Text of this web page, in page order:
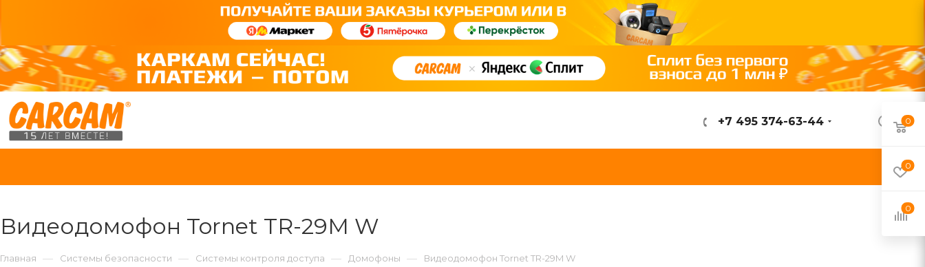
ВОЙТИ
+7 495 374-63-44
Видеодомофон Tornet TR-29M W
Главная — Системы безопасности — Системы контроля доступа — Домофоны — Видеодомофон Tornet TR-29M W
0
0
0